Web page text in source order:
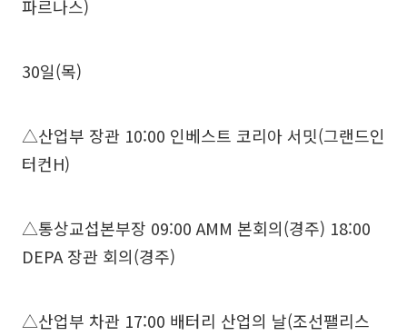
파르나스)
30일(목)
△산업부 장관 10:00 인베스트 코리아 서밋(그랜드인
터컨H)
△통상교섭본부장 09:00 AMM 본회의(경주) 18:00
DEPA 장관 회의(경주)
△산업부 차관 17:00 배터리 산업의 날(조선팰리스